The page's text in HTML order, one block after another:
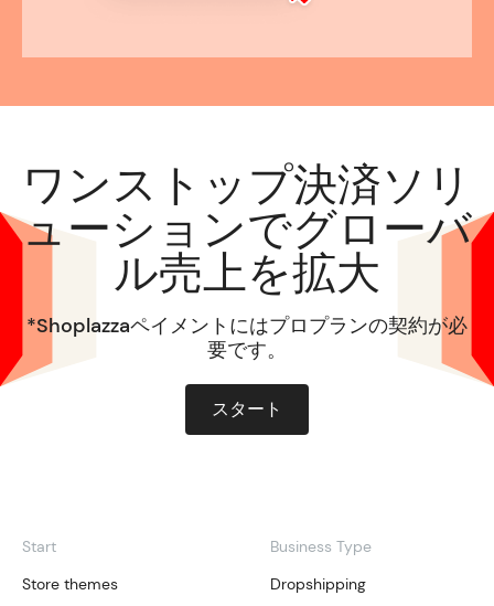
ワンストップ決済ソリ
ューションでグローバ
ル売上を拡大
*Shoplazzaペイメントにはプロプランの契約が必
要です。
スタート
Start
Store themes
Business Type
Dropshipping